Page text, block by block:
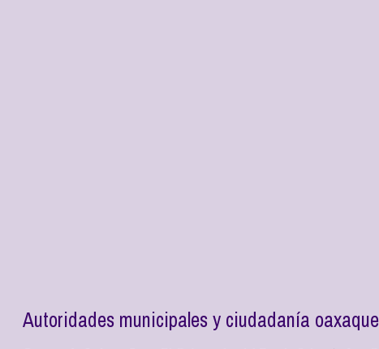
Autoridades municipales y ciudadanía